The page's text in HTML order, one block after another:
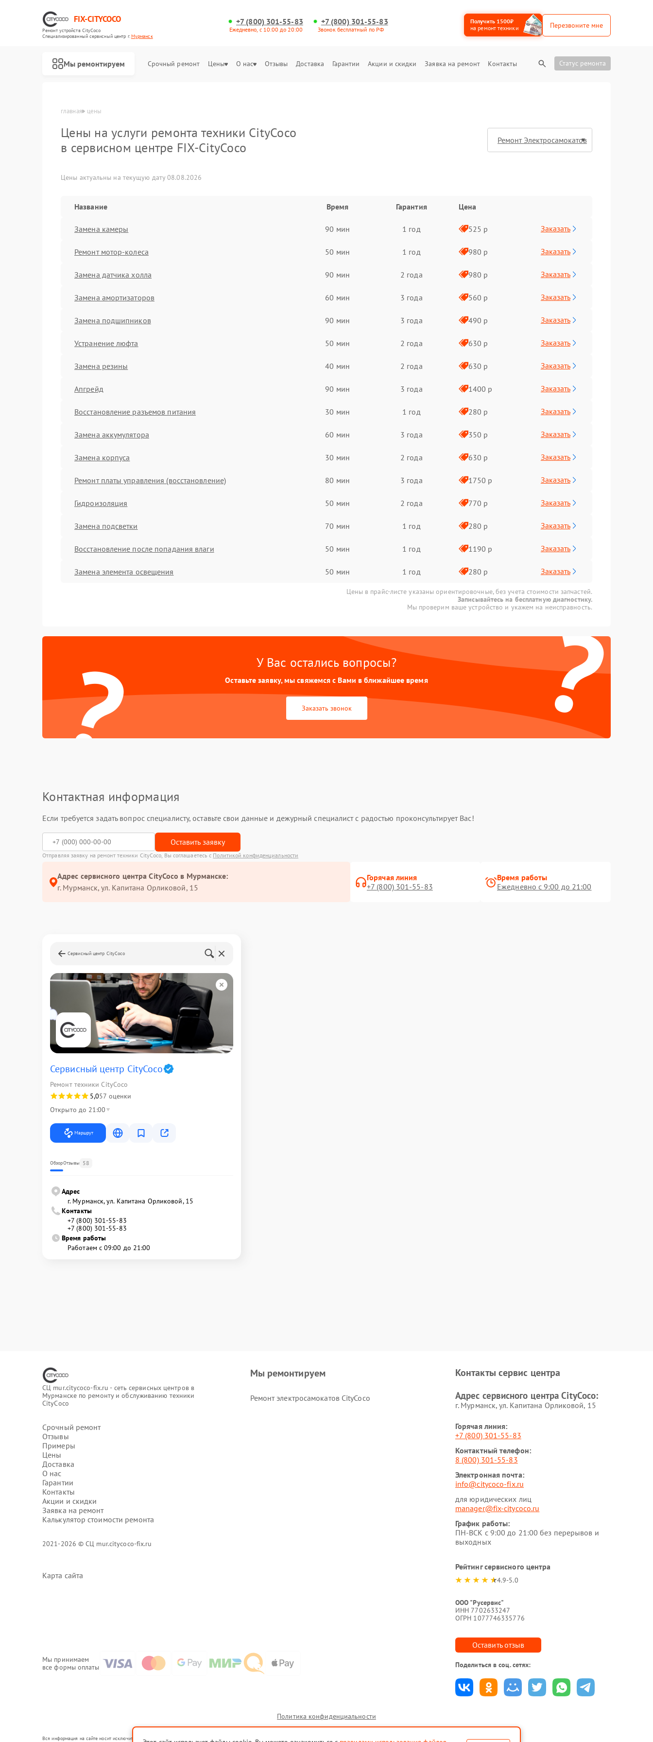
FIX-CITYCOCO
Ремонт устройств CityCoco
Специализированный cервисный центр г.Мурманск
+7 (800) 301-55-83
Ежедневно, с 10:00 до 20:00
+7 (800) 301-55-83
Звонок бесплатный по РФ
Получить 1500₽
на ремонт техники
Перезвоните мне
Мы ремонтируем Срочный ремонт Цены О нас Отзывы Доставка Гарантии Акции и скидки Заявка на ремонт Контакты Статус ремонта
главная цены
Цены на услуги ремонта техники CityCoco
в сервисном центре FIX-CityCoco
Цены актуальны на текущую дату 08.08.2026
Название Время Гарантия Цена
Замена камеры 90 мин 1 год 525 р Заказать
Ремонт мотор-колеса 50 мин 1 год 980 р Заказать
Замена датчика холла 90 мин 2 года 980 р Заказать
Замена амортизаторов 60 мин 3 года 560 р Заказать
Замена подшипников 90 мин 3 года 490 р Заказать
Устранение люфта 50 мин 2 года 630 р Заказать
Замена резины 40 мин 2 года 630 р Заказать
Апгрейд 90 мин 3 года 1400 р Заказать
Восстановление разъемов питания 30 мин 1 год 280 р Заказать
Замена аккумулятора 60 мин 3 года 350 р Заказать
Замена корпуса 30 мин 2 года 630 р Заказать
Ремонт платы управления (восстановление) 80 мин 3 года 1750 р Заказать
Гидроизоляция 50 мин 2 года 770 р Заказать
Замена подсветки 70 мин 1 год 280 р Заказать
Восстановление после попадания влаги 50 мин 1 год 1190 р Заказать
Замена элемента освещения 50 мин 1 год 280 р Заказать
Цены в прайс-листе указаны ориентировочные, без учета стоимости запчастей.
Записывайтесь на бесплатную диагностику.
Мы проверим ваше устройство и укажем на неисправность.
? ?
У Вас остались вопросы?
Оставьте заявку, мы свяжемся с Вами в ближайшее время
Заказать звонок
Контактная информация
Если требуется задать вопрос специалисту, оставьте свои данные и дежурный специалист с радостью проконсультирует Вас!
Оставить заявку
Отправляя заявку на ремонт техники CityCoco, Вы соглашаетесь с Политикой конфиденциальности
Адрес сервисного центра CityCoco в Мурманске:
г. Мурманск, ул. Капитана Орликовой, 15
Горячая линия
+7 (800) 301-55-83
Время работы
Ежедневно с 9:00 до 21:00
Сервисный центр CityCoco
Сервисный центр CityCoco
Ремонт техники CityCoco
5,057 оценки
Открыто до 21:00
Маршрут
ОбзорОтзывы 58
Адрес
г. Мурманск, ул. Капитана Орликовой, 15
Контакты
+7 (800) 301-55-83
+7 (800) 301-55-83
Время работы
Работаем с 09:00 до 21:00
СЦ mur.citycoco-fix.ru - сеть сервисных центров в
Мурманске по ремонту и обслуживанию техники
CityCoco
Срочный ремонт
Отзывы
Примеры
Цены
Доставка
О нас
Гарантии
Контакты
Акции и скидки
Заявка на ремонт
Калькулятор стоимости ремонта
2021-2026 © СЦ mur.citycoco-fix.ru
Карта сайта
Мы принимаем
все формы оплаты
Мы ремонтируем
Ремонт электросамокатов CityCoco
Контакты сервис центра
Адрес сервисного центра CityCoco:
г. Мурманск, ул. Капитана Орликовой, 15
Горячая линия:
+7 (800) 301-55-83
Контактный телефон:
8 (800) 301-55-83
Электронная почта:
info@citycoco-fix.ru
для юридических лиц
manager@fix-citycoco.ru
График работы:
ПН-ВСК с 9:00 до 21:00 без перерывов и
выходных
Рейтинг сервисного центра
4.9-5.0
ООО "Русервис"
ИНН 7702633247
ОГРН 1077746335776
Оставить отзыв
Поделиться в соц. сетях:
Политика конфиденциальности
Вся информация на сайте носит исключительно справочный характер.